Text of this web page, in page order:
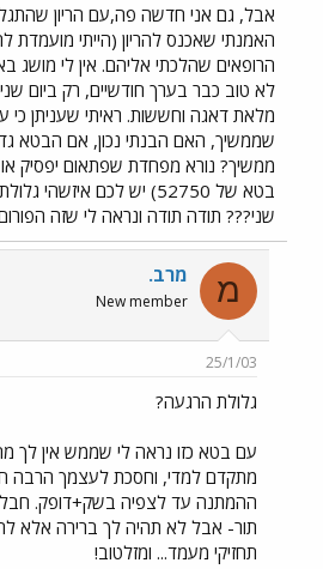
אבל, גם אני חדשה פה,עם הריון
האמנתי שאכנס להריון (הייתי מועמדת
הרופאים שהלכתי אליהם. אין לי מושג
מלאת דאגה וחששות. ראיתי שעניתן כי
שממשיך, האם הבנתי נכון, אם הבטא
ממשיך? נורא מפחדת שפתאום יפסיק
בטא של 52750) יש לכם
שני??? תודה תודה ונראה לי שזה
מ מרב.
New member
25/1/03
גלולת הרגעה?
עם בטא כזו נראה לי שממש אין לך
מתקדם למדי, וחסכת לעצמך הרבה
ההמתנה עד לצפיה בשק+דופק. חבל
תור- אבל לא תהיה לך ברירה אלא
תחזיקי מעמד... ומזלטוב!